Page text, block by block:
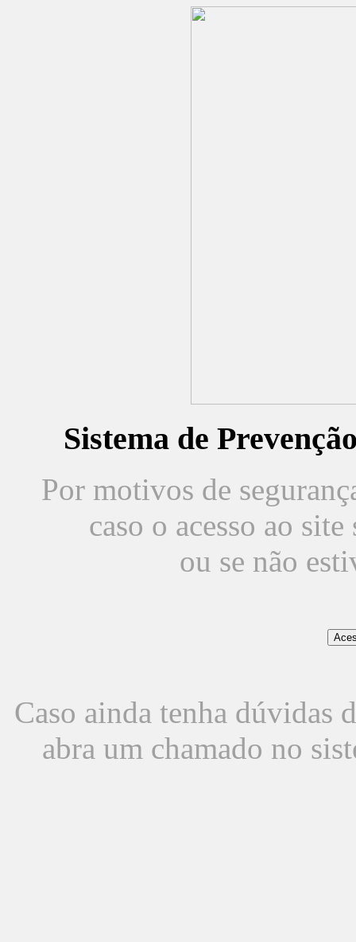
Sistema de
Por motivos de
caso o acesso ao
ou se não
Caso ainda tenha dúvidas
abra um chamado no